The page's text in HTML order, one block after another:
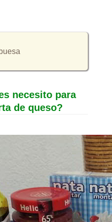
necesito para
de queso?